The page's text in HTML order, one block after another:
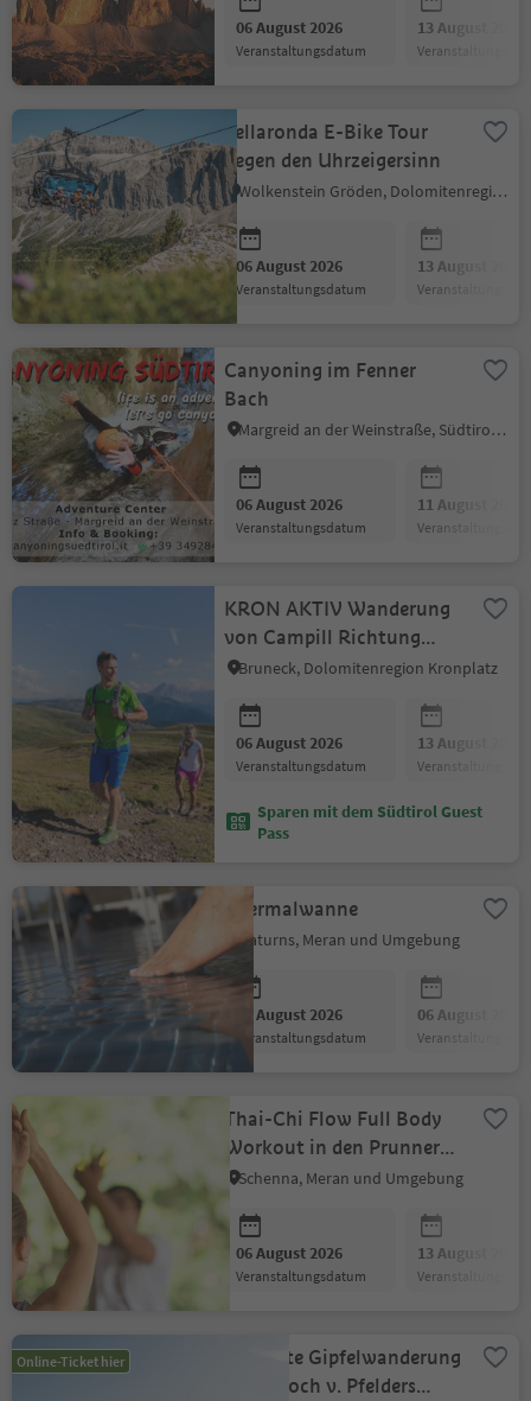
06 August 2026
Veranstaltungsdatum
13 August 2026
Sellaronda E-Bike Tour
gegen den Uhrzeigersinn
Wolkenstein Gröden, Dolomitenregion Gröden
06 August 2026
Veranstaltungsdatum
13 August 2026
Canyoning im Fenner
Bach
Margreid an der Weinstraße, Südtiroler Weinstraße
06 August 2026
Veranstaltungsdatum
11 August 2026
KRON AKTIV Wanderung
von Campill Richtung
Medalges und Ciampcios
Bruneck, Dolomitenregion Kronplatz
06 August 2026
Veranstaltungsdatum
13 August 2026
Sparen mit dem Südtirol Guest
Pass
Thermalwanne
Naturns, Meran und Umgebung
06 August 2026
Veranstaltungsdatum
06 August 2026
Thai-Chi Flow Full Body
Workout in den Prunner
Luxury Suites
Schenna, Meran und Umgebung
06 August 2026
Veranstaltungsdatum
13 August 2026
Online-Ticket hier
Geführte Gipfelwanderung
· Rauhjoch v. Pfelders